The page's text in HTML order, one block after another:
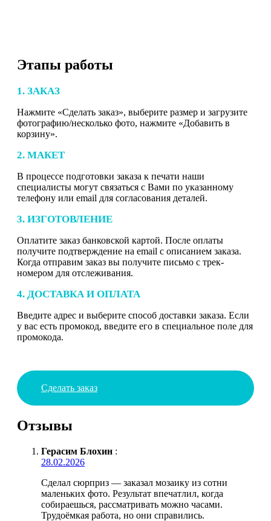
Этапы работы
1. ЗАКАЗ
Нажмите «Сделать заказ», выберите размер и загрузите
фотографию/несколько фото, нажмите «Добавить в
корзину».
2. МАКЕТ
В процессе подготовки заказа к печати наши
специалисты могут связаться с Вами по указанному
телефону или email для согласования деталей.
3. ИЗГОТОВЛЕНИЕ
Оплатите заказ банковской картой. После оплаты
получите подтверждение на email с описанием заказа.
Когда отправим заказ вы получите письмо с трек-
номером для отслеживания.
4. ДОСТАВКА И ОПЛАТА
Введите адрес и выберите способ доставки заказа. Если
у вас есть промокод, введите его в специальное поле для
промокода.
Сделать заказ
Отзывы
Герасим Блохин :
28.02.2026
Сделал сюрприз — заказал мозаику из сотни
маленьких фото. Результат впечатлил, когда
собираешься, рассматривать можно часами.
Трудоёмкая работа, но они справились.